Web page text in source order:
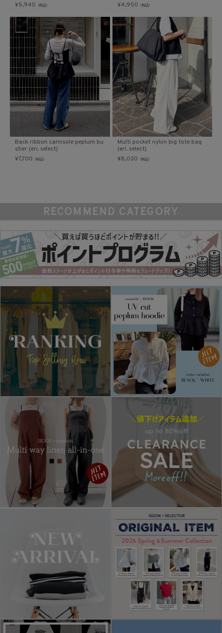
¥5,940 （税込）
¥4,950 （税込）
Back ribbon camisole peplum bu
stier (eri. select)
¥7,700 （税込）
Multi pocket nylon big tote bag
(eri. select)
¥8,030 （税込）
RECOMMEND CATEGORY